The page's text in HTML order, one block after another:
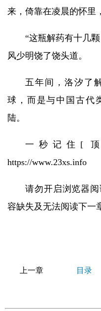
来，倚靠在凌晨的怀里
“这瓶解药有十几
风少明饶了饶头道。
五年间，洛汐了
球，而是与中国古
陆。
一秒记住[
https://www.23xs.info
请勿开启浏览器
容缺失及无法阅读下一
上一章 目录